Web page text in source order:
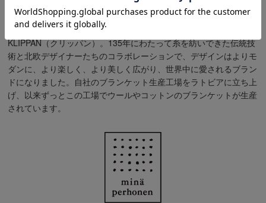
KLIPPAN/クリッパン
スウェーデン南部の小さな村でブランケットを作りつづけている
KLIPPAN（クリッパン）。135年にわたって糸を紡いできた伝統技
術と北欧デザイナーたちのコラボレーションで、デザインはよりモ
ダンに、より楽しく、より美しく広がり、世界中に愛されるブラン
ドになりました。自社のブランケット生産工場をラトビアに立ち上
げ、以来ずっとこの工場でウールやコットンのブランケットが生産
されています。